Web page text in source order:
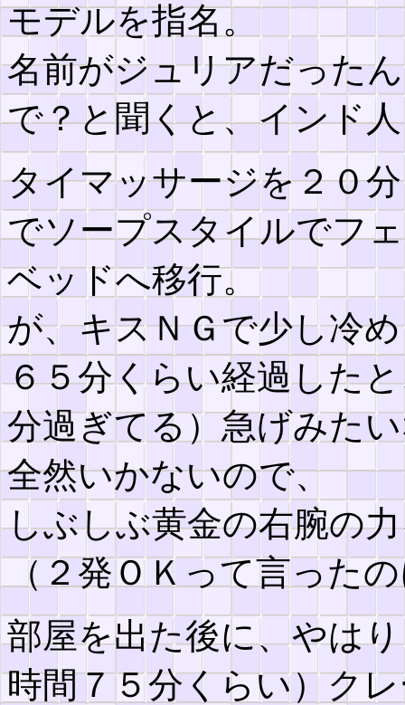
モデルを指名。
名前がジュリアだった
で？と聞くと、インド
タイマッサージを２０
でソープスタイルでフ
ベッドへ移行。
が、キスＮＧで少し冷
６５分くらい経過した
分過ぎてる）急げみた
全然いかないので、
しぶしぶ黄金の右腕の
（２発ＯＫって言った
部屋を出た後に、やは
時間７５分くらい）ク